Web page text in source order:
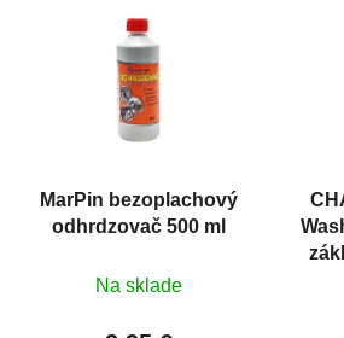
MarPin bezoplachový
odhrdzovač 500 ml
Na sklade